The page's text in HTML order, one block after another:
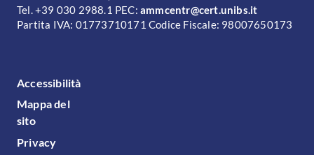
Tel. +39 030 2988.1 PEC: ammcentr@cert.unibs.it
Partita IVA: 01773710171 Codice Fiscale: 98007650173
FOOTER MENU
Accessibilità
Mappa del
sito
Privacy